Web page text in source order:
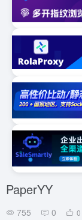
PaperYY
755 0 0